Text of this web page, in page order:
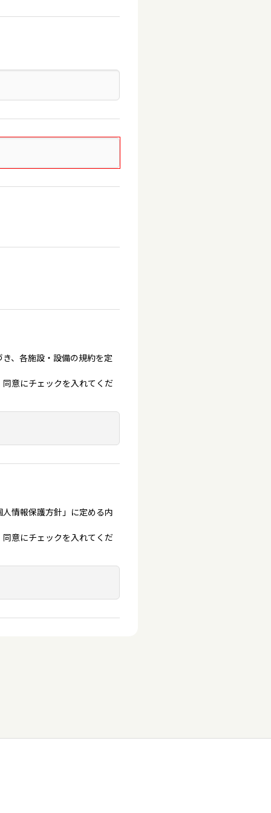
、各施設・設備の規約を定
意にチェックを入れてくだ
情報保護方針」に定める内
意にチェックを入れてくだ